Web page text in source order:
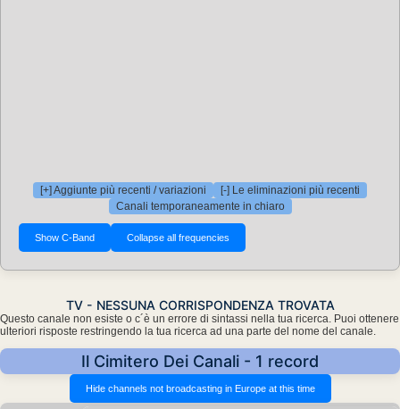
[+] Aggiunte più recenti / variazioni
[-] Le eliminazioni più recenti
Canali temporaneamente in chiaro
TV - NESSUNA CORRISPONDENZA TROVATA
Questo canale non esiste o c´è un errore di sintassi nella tua ricerca. Puoi ottenere
ulteriori risposte restringendo la tua ricerca ad una parte del nome del canale.
Il Cimitero Dei Canali - 1 record